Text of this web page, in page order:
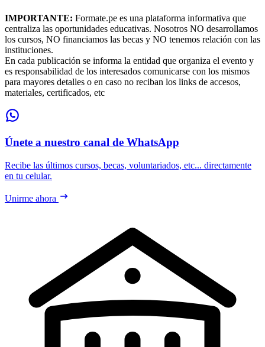
IMPORTANTE: Formate.pe es una plataforma informativa que
centraliza las oportunidades educativas. Nosotros NO desarrollamos
los cursos, NO financiamos las becas y NO tenemos relación con las
instituciones.
En cada publicación se informa la entidad que organiza el evento y
es responsabilidad de los interesados comunicarse con los mismos
para mayores detalles o en caso no reciban los links de accesos,
materiales, certificados, etc
Únete a nuestro canal de WhatsApp
Recibe las últimos cursos, becas, voluntariados, etc... directamente
en tu celular.
Unirme ahora